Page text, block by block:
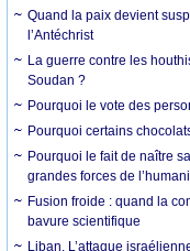
Quand la paix devient
l’Antéchrist
La guerre contre les
Soudan ?
Pourquoi le vote des
Pourquoi certains
Pourquoi le fait de naître
grandes forces de
Fusion froide : quand la
bavure scientifique
Liban. L’attaque